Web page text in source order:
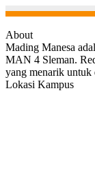
About
Mading Manesa
MAN 4 Sleman.
yang menarik untuk
Lokasi Kampus